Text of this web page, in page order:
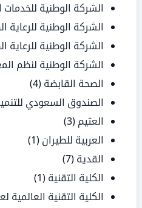
الشركة الوطنية للخدمات
الشركة الوطنية للرعاية
الشركة الوطنية للرعاية
الشركة الوطنية لنظم
الصحة القابضة (4)
الصندوق السعودي
العثيم (3)
العربية للطيران (1)
القدية (7)
الكلية التقنية (1)
الكلية التقنية العالمية